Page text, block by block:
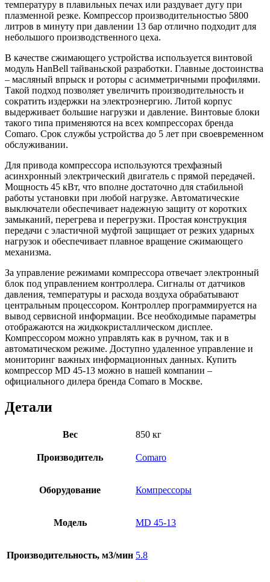
температуру в плавильных печах или раздувает дугу при
плазменной резке. Компрессор производительностью 5800
литров в минуту при давлении 13 бар отлично подходит для
небольшого производственного цеха.
В качестве сжимающего устройства используется винтовой
модуль HanBell тайваньской разработки. Главные достоинства
– масляный впрыск и роторы с асимметричными профилями.
Такой подход позволяет увеличить производительность и
сократить издержки на электроэнергию. Литой корпус
выдерживает большие нагрузки и давление. Винтовые блоки
такого типа применяются на всех компрессорах бренда
Comaro. Срок службы устройства до 5 лет при своевременном
обслуживании.
Для привода компрессора используются трехфазный
асинхронный электрический двигатель с прямой передачей.
Мощность 45 кВт, что вполне достаточно для стабильной
работы установки при любой нагрузке. Автоматические
выключатели обеспечивает надежную защиту от коротких
замыканий, перегрева и перегрузки. Простая конструкция
передачи с эластичной муфтой защищает от резких ударных
нагрузок и обеспечивает плавное вращение сжимающего
механизма.
За управление режимами компрессора отвечает электронный
блок под управлением контроллера. Сигналы от датчиков
давления, температуры и расхода воздуха обрабатывают
центральным процессором. Контроллер программируется на
вывод сервисной информации. Все необходимые параметры
отображаются на жидкокристаллическом дисплее.
Компрессором можно управлять как в ручном, так и в
автоматическом режиме. Доступно удаленное управление и
мониторинг важных информационных данных. Купить
компрессор MD 45-13 можно в нашей компании –
официального дилера бренда Comaro в Москве.
Детали
Вес 850 кг
Производитель Comaro
Оборудование Компрессоры
Модель MD 45-13
Производительность, м3/мин 5.8